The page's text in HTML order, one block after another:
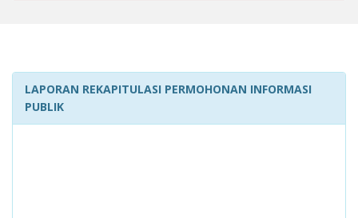
LAPORAN REKAPITULASI PERMOHONAN INFORMASI
PUBLIK